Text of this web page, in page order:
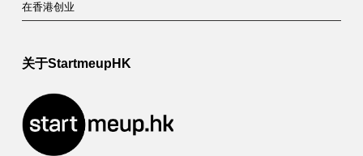
在香港创业
关于StartmeupHK